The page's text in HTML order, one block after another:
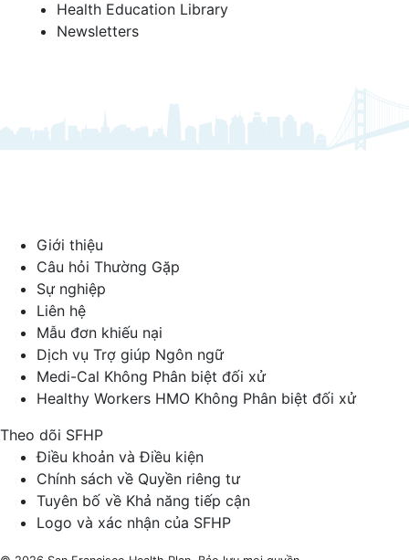
Health Education Library
Newsletters
Giới thiệu
Câu hỏi Thường Gặp
Sự nghiệp
Liên hệ
Mẫu đơn khiếu nại
Dịch vụ Trợ giúp Ngôn ngữ
Medi-Cal Không Phân biệt đối xử
Healthy Workers HMO Không Phân biệt đối xử
Theo dõi SFHP
Facebook
Threads
Instagram
LinkedIn
YouTubeĐiều khoản và Điều kiện
Chính sách về Quyền riêng tư
Tuyên bố về Khả năng tiếp cận
Logo và xác nhận của SFHP